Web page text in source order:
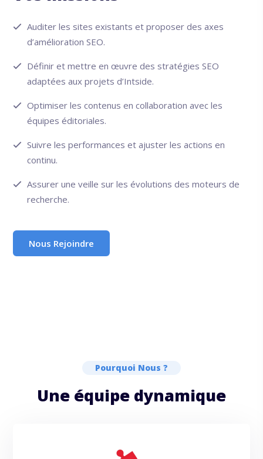
Auditer les sites existants et proposer des axes
d’amélioration SEO.
Définir et mettre en œuvre des stratégies SEO
adaptées aux projets d’Intside.
Optimiser les contenus en collaboration avec les
équipes éditoriales.
Suivre les performances et ajuster les actions en
continu.
Assurer une veille sur les évolutions des moteurs de
recherche.
Nous Rejoindre
Pourquoi Nous ?
Une équipe dynamique